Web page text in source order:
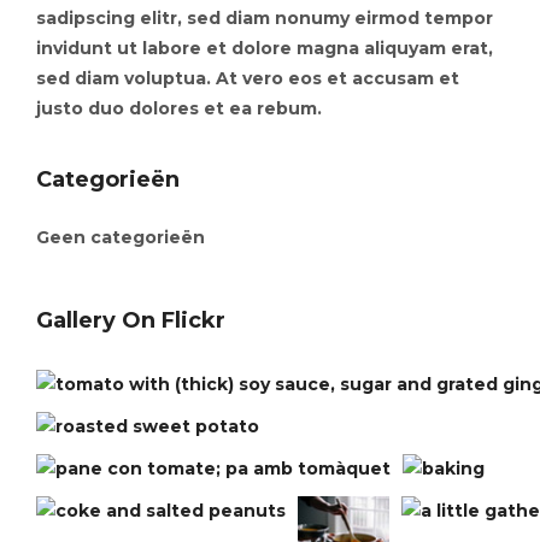
sadipscing elitr, sed diam nonumy eirmod tempor
invidunt ut labore et dolore magna aliquyam erat,
sed diam voluptua. At vero eos et accusam et
justo duo dolores et ea rebum.
Categorieën
Geen categorieën
Gallery On Flickr